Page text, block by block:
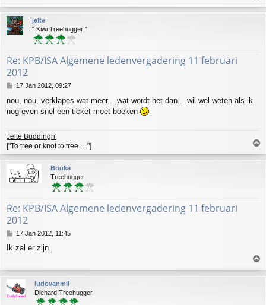
o
p
jelte
" Kiwi Treehugger "
Re: KPB/ISA Algemene ledenvergadering 11 februari
2012
P
s
t
17 Jan 2012, 09:27
nou, nou, verklapes wat meer....wat wordt het dan....wil wel weten als ik
nog even snel een ticket moet boeken
Jelte Buddingh'
["To tree or knot to tree....."]
o
p
Bouke
Treehugger
Re: KPB/ISA Algemene ledenvergadering 11 februari
2012
P
s
17 Jan 2012, 11:45
Ik zal er zijn.
o
p
ludovanmil
Diehard Treehugger